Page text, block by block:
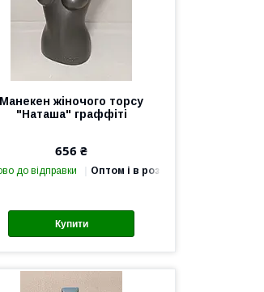
Манекен жіночого торсу
"Наташа" граффіті
656 ₴
до відправки Оптом і в роздріб
Купити